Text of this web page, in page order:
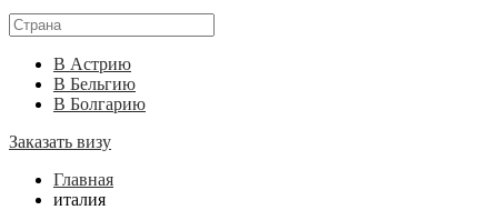
В Астрию
В Бельгию
В Болгарию
Заказать визу
Главная
италия